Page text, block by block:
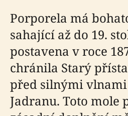
Porporela má
sahající až do 19.
postavena v roce
chránila Starý
před silnými
Jadranu. Toto mole